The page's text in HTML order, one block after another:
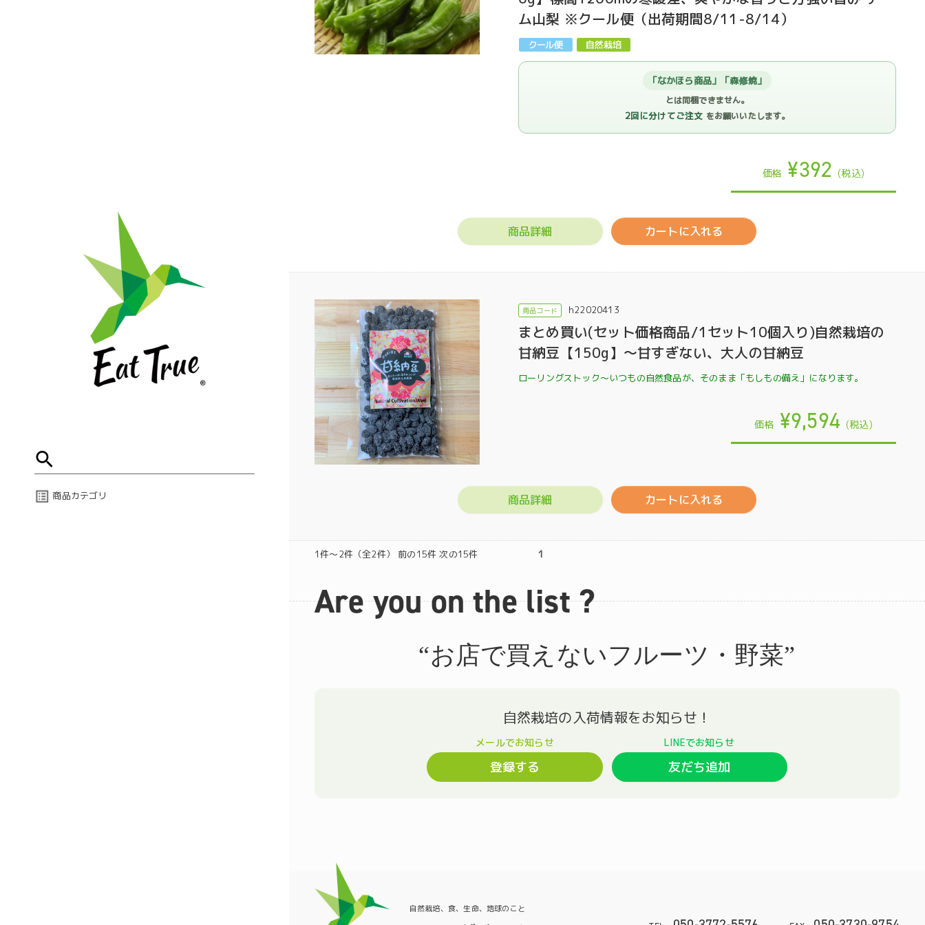
商品カテゴリ
ム山梨 ※クール便（出荷期間8/11-8/14）
「なかほら商品」「森修焼」
とは同梱できません。
2回に分けてご注文 をお願いいたします。
価格 ¥392 (税込)
商品詳細 カートに入れる
h22020413
まとめ買い(セット価格商品/1セット10個入り)自然栽培の
甘納豆【150g】～甘すぎない、大人の甘納豆
ローリングストック〜いつもの自然食品が、そのまま「もしもの備え」になります。
価格 ¥9,594 (税込)
商品詳細 カートに入れる
1件～2件（全2件） 前の15件 次の15件 1
Are you on the list ?
“お店で買えないフルーツ・野菜”
登録する 友だち追加
自然栽培、食、生命、地球のこと